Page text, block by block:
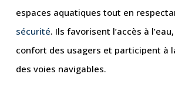
espaces aquatiques tout en
sécurité. Ils favorisent l’accès à
confort des usagers et participent à
des voies navigables.